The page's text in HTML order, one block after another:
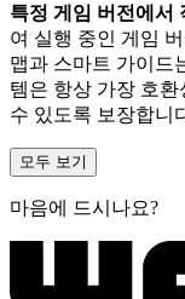
특정 게임 버전에서
여 실행 중인 게임
맵과 스마트 가이드
템은 항상 가장 호
수 있도록 보장합니
모두 보기
마음에 드시나요?